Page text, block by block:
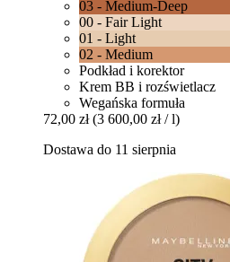
03 - Medium-Deep
00 - Fair Light
01 - Light
02 - Medium
Podkład i korektor
Krem BB i rozświetlacz
Wegańska formuła
72,00 zł (3 600,00 zł / l)
Dostawa do 11 sierpnia